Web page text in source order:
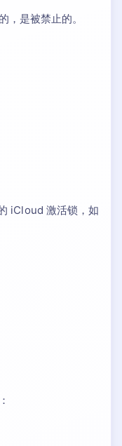
，是被禁止的。
iCloud 激活锁，如